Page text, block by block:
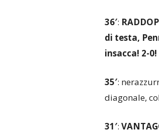
36′:
di testa,
insacca! 2-0!
35′:
diagonale,
31′: